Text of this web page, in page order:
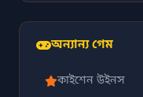
অন্যান্য গেম
কাইশেন উইনস